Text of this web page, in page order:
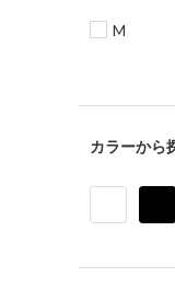
M
カラー